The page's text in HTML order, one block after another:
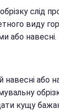
слід
виду
або навесні.
навесні або
кущу